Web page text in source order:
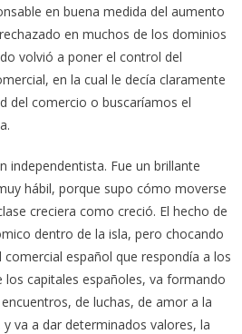
en buena medida del aumento
en muchos de los dominios
volvió a poner el control del
en la cual le decía claramente
del comercio o buscaríamos el
independentista. Fue un brillante
hábil, porque supo cómo moverse
creciera como creció. El hecho de
dentro de la isla, pero chocando
español que respondía a los
los capitales españoles, va formando
de luchas, de amor a la
va a dar determinados valores, la